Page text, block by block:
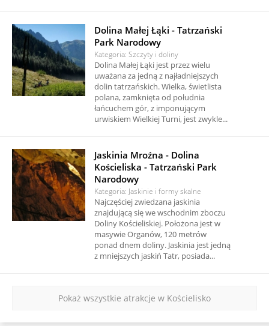
Dolina Małej Łąki - Tatrzański
Park Narodowy
Kategoria: Szczyty i doliny
Dolina Małej Łąki jest przez wielu
uważana za jedną z najładniejszych
dolin tatrzańskich. Wielka, świetlista
polana, zamknięta od południa
łańcuchem gór, z imponującym
urwiskiem Wielkiej Turni, jest zwykle...
Jaskinia Mroźna - Dolina
Kościeliska - Tatrzański Park
Narodowy
Kategoria: Jaskinie i formy skalne
Najczęściej zwiedzana jaskinia
znajdującą się we wschodnim zboczu
Doliny Kościeliskiej. Położona jest w
masywie Organów, 120 metrów
ponad dnem doliny. Jaskinia jest jedną
z mniejszych jaskiń Tatr, posiada...
Pokaż wszystkie atrakcje w Kościelisko